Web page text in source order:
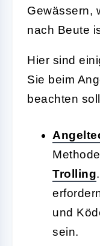
Gewässern,
nach Beute
Hier sind
Sie beim
beachten
Trolling
und
sein.